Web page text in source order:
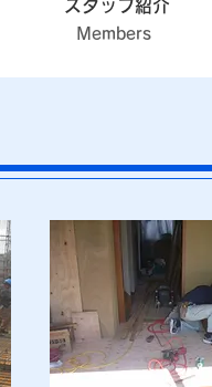
スタッフ紹介
Members